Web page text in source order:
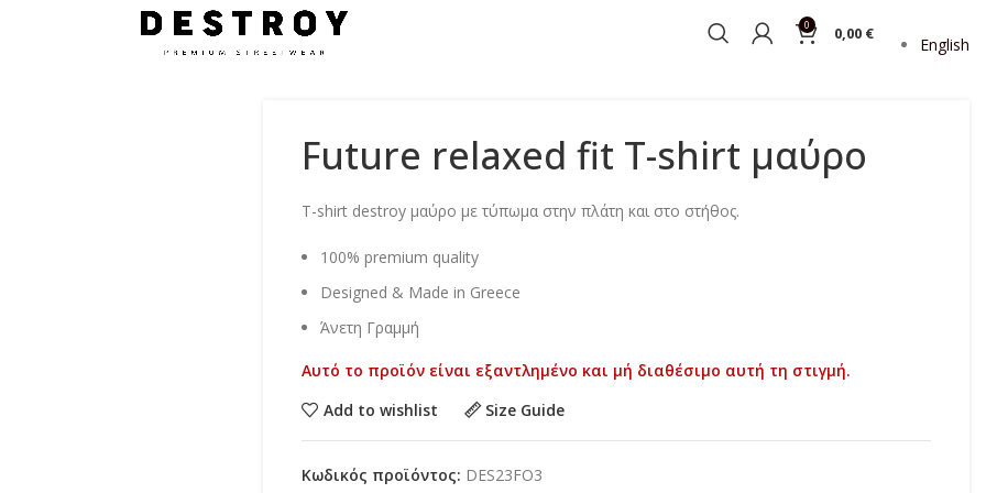
0 0,00 €
English
Future relaxed fit T-shirt μαύρο
Τ-shirt destroy μαύρο με τύπωμα στην πλάτη και στο στήθος.
100% premium quality
Designed & Made in Greece
Άνετη Γραμμή
Αυτό το προϊόν είναι εξαντλημένο και μή διαθέσιμο αυτή τη στιγμή.
Add to wishlist
Size Guide
Κωδικός προϊόντος: DES23FO3